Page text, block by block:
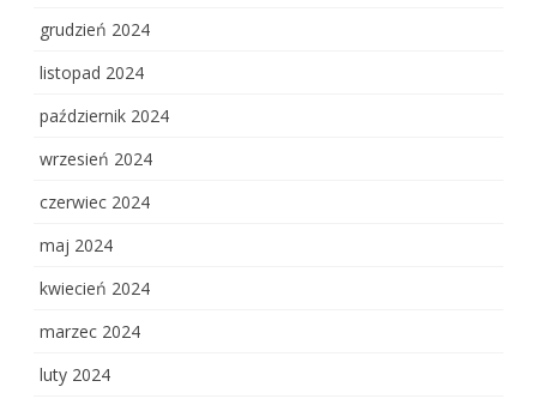
grudzień 2024
listopad 2024
październik 2024
wrzesień 2024
czerwiec 2024
maj 2024
kwiecień 2024
marzec 2024
luty 2024